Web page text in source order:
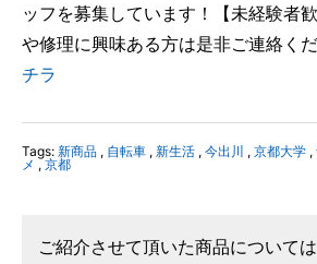
ッフを募集しています！【未経験者
や修理に興味ある方は是非ご連絡くだ
チラ
Tags: 新商品 , 自転車 , 新生活 , 今出川 , 京都大学 ,
メ ,京都
ご紹介させて頂いた商品について